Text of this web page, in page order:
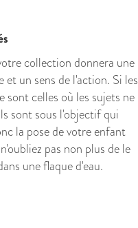
collection donnera une
un sens de l'action. Si les
sont celles où les sujets ne
sont sous l'objectif qui
la pose de votre enfant
pas non plus de le
une flaque d'eau.